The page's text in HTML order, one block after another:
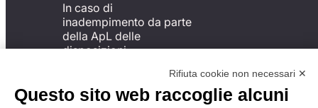
In caso di
inadempimento da parte
della ApL delle
disposizioni
possibile presentare un
reclamo
Rifiuta cookie non necessari ✕
Questo sito web raccoglie alcuni